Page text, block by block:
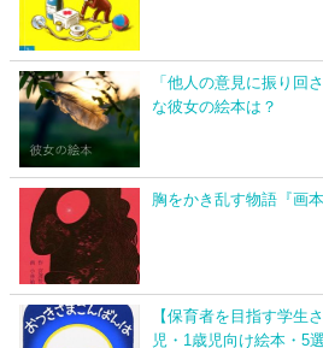
「他人の意見に振り回
な彼女の絵本は？
胸をかき乱す物語『画
【保育者を目指す学生
児・1歳児向け絵本・5選